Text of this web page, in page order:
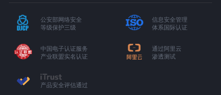
公安部网络安全
等级保护三级
信息安全管理
体系国际认证
中国电子认证服务
产业联盟实名认证
通过阿里云
渗透测试
产品安全评估通过